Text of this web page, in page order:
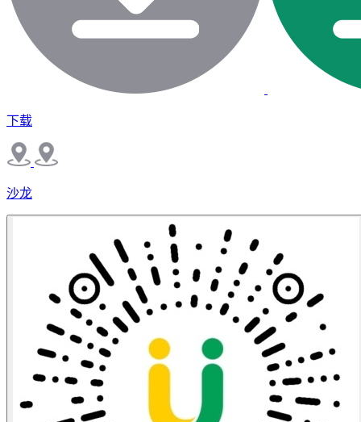
下载
沙龙